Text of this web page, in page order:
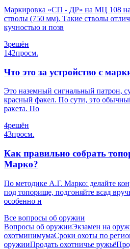
Маркировка «СП - ДР» на МЦ 108
стволы (750 мм). Такие стволы
кучностью и позв
3решён
142просм.
Что это за устройство с
Это наземный сигнальный патрон,
красный факел. По сути, это
ракета. По
4решён
43просм.
Как правильно собрать
Марко?
По методике А.Г. Марко: делайте
под топорище, подгоняйте всад
особенно н
Все вопросы об оружии
Вопросы об оружииЭкзамен на
охотминимумаСроки охоты по
оружииПродать охотничье ружьё